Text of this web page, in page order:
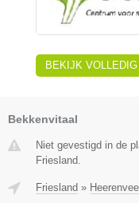
BEKIJK VOLLEDIG
Bekkenvitaal
Niet gevestigd in de
Friesland.
Friesland »